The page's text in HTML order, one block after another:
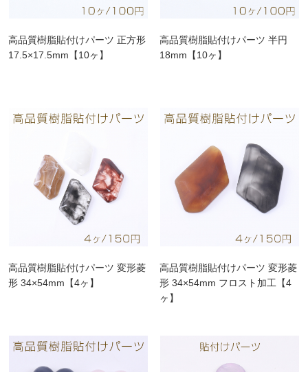
高品質樹脂貼付けパーツ 正方形
17.5×17.5mm【10ヶ】
高品質樹脂貼付けパーツ 半円
18mm【10ヶ】
高品質樹脂貼付けパーツ 変形菱
形 34×54mm【4ヶ】
高品質樹脂貼付けパーツ 変形菱
形 34×54mm フロスト加工【4
ヶ】